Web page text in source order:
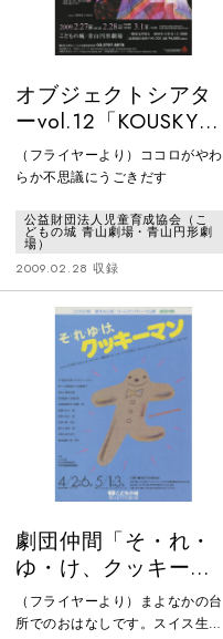
オブジェクトシアタ
ーvol.12「KOUSKY
Ⅵ」
（フライヤーより）ココロがやわ
らか不思議にうごきだす
公益財団法人児童育成協会（こ
どもの城 青山劇場・青山円形劇
場）
2009.02.28 収録
劇団仲間「そ・れ・
ゆ・け、クッキーマ
ン」
（フライヤーより）まよなかの台
所でのおはなしです。スイス生ま